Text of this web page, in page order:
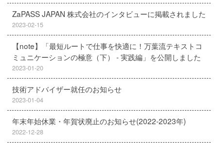
ZaPASS JAPAN 株式会社のインタビューに掲載されました
2023-02-15
【note】「最短ルートで仕事を快適に！万葉流テキストコ
ミュニケーションの極意（下） - 実践編」を公開しました
2023-01-20
技術アドバイザー就任のお知らせ
2023-01-04
年末年始休業・年賀状廃止のお知らせ(2022-2023年)
2022-12-28